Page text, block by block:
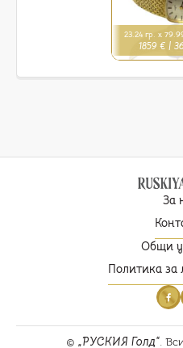
23.24 гр. x
1859 € |
За
Общи
Политика
© РУСКИЯ Голд .